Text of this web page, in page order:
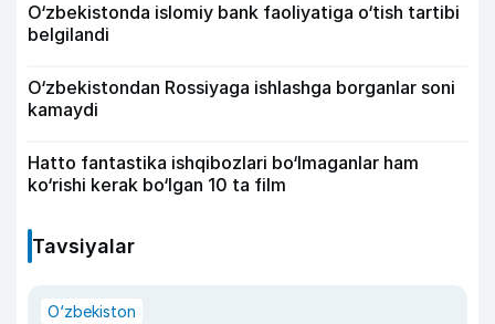
O‘zbekistonda islomiy bank faoliyatiga o‘tish tartibi
belgilandi
O‘zbekistondan Rossiyaga ishlashga borganlar soni
kamaydi
Hatto fantastika ishqibozlari bo‘lmaganlar ham
ko‘rishi kerak bo‘lgan 10 ta film
Tavsiyalar
O‘zbekiston